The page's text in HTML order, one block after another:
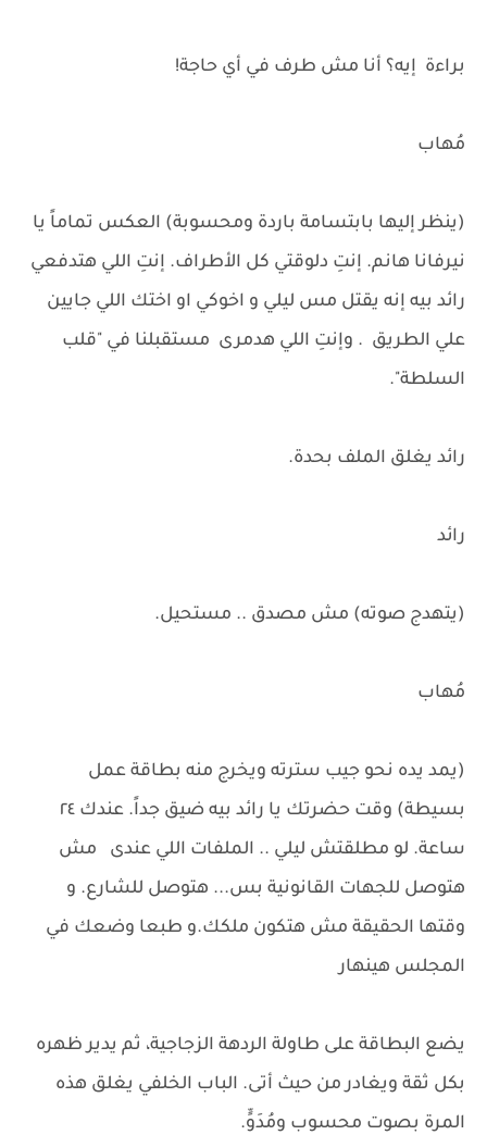
براءة إيه؟ أنا مش طرف في أي حاجة!
مُهاب
(ينظر إليها بابتسامة باردة ومحسوبة) العكس تماماً يا
نيرفانا هانم. إنتِ دلوقتي كل الأطراف. إنتِ اللي هتدفعي
رائد بيه إنه يقتل مس ليلي و اخوكي او اختك اللي جايين
علي الطريق . وإنتِ اللي هدمرى مستقبلنا في "قلب
السلطة".
رائد يغلق الملف بحدة.
رائد
(يتهدج صوته) مش مصدق .. مستحيل.
مُهاب
(يمد يده نحو جيب سترته ويخرج منه بطاقة عمل
بسيطة) وقت حضرتك يا رائد بيه ضيق جداً. عندك ٢٤
ساعة. لو مطلقتش ليلي .. الملفات اللي عندى مش
هتوصل للجهات القانونية بس... هتوصل للشارع. و
وقتها الحقيقة مش هتكون ملكك.و طبعا وضعك في
المجلس هينهار
يضع البطاقة على طاولة الردهة الزجاجية، ثم يدير ظهره
بكل ثقة ويغادر من حيث أتى. الباب الخلفي يغلق هذه
المرة بصوت محسوب ومُدَوٍّ.